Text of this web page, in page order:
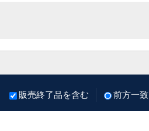
販売終了品を含む 前方一致